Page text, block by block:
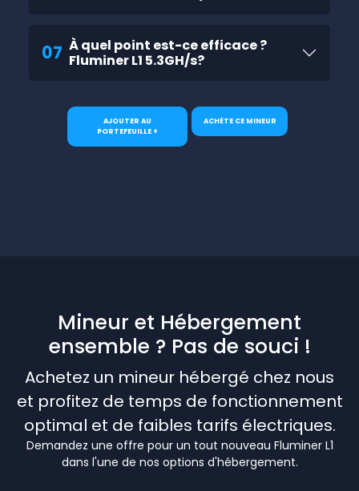
07 À quel point est-ce efficace ?
Fluminer L1 5.3GH/s?
AJOUTER AU
PORTEFEUILLE +
ACHÈTE CE MINEUR
Mineur et Hébergement
ensemble ? Pas de souci !
Achetez un mineur hébergé chez nous
et profitez de temps de fonctionnement
optimal et de faibles tarifs électriques.
Demandez une offre pour un tout nouveau Fluminer L1
dans l'une de nos options d'hébergement.